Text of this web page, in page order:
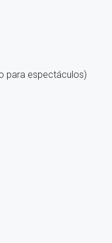
para espectáculos)